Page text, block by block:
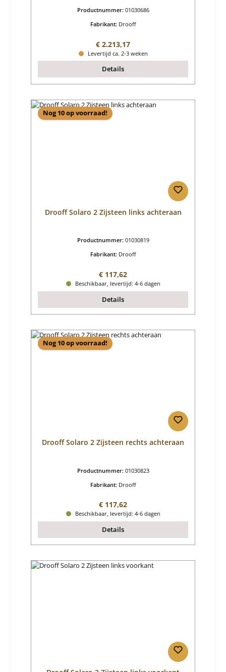
Productnummer: 01030686
Fabrikant: Drooff
Normale prijs:
€ 2.213,17
Levertijd ca. 2-3 weken
Details
Nog 10 op voorraad!
Drooff Solaro 2 Zijsteen links achteraan
Productnummer: 01030819
Fabrikant: Drooff
Normale prijs:
€ 117,62
Beschikbaar, levertijd: 4-6 dagen
Details
Nog 10 op voorraad!
Drooff Solaro 2 Zijsteen rechts achteraan
Productnummer: 01030823
Fabrikant: Drooff
Normale prijs:
€ 117,62
Beschikbaar, levertijd: 4-6 dagen
Details